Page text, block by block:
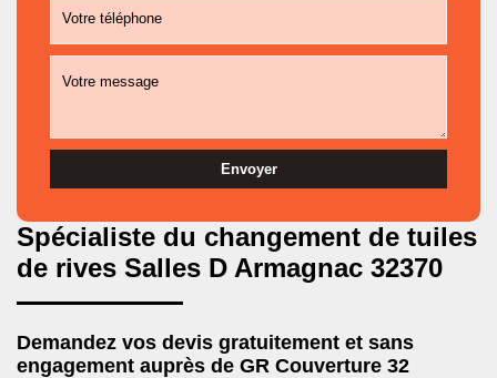
Spécialiste du changement de tuiles
de rives Salles D Armagnac 32370
Demandez vos devis gratuitement et sans
engagement auprès de GR Couverture 32